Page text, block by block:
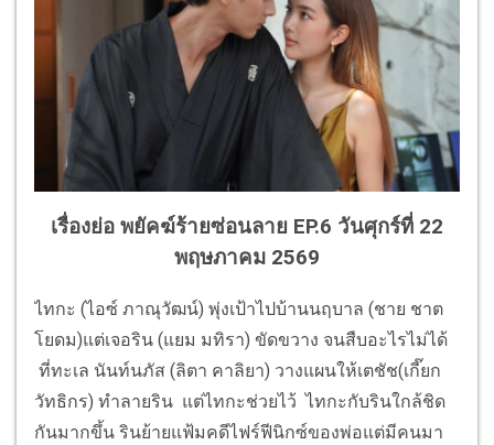
เรื่องย่อ พยัคฆ์ร้ายซ่อนลาย EP.6 วันศุกร์ที่ 22
พฤษภาคม 2569
ไทกะ (ไอซ์ ภาณุวัฒน์) พุ่งเป้าไปบ้านนฤบาล (ชาย ชาต
โยดม)แต่เจอริน (แยม มทิรา) ขัดขวาง จนสืบอะไรไม่ได้
ที่ทะเล นันท์นภัส (ลิตา คาลิยา) วางแผนให้เตชัช(เกี๊ยก
วัทธิกร) ทำลายริน แต่ไทกะช่วยไว้ ไทกะกับรินใกล้ชิด
กันมากขึ้น รินย้ายแฟ้มคดีไฟร์ฟีนิกซ์ของพ่อแต่มีคนมา